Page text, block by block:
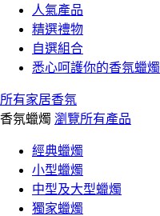
人氣產品
精選禮物
自選組合
悉心呵護你的香氛蠟燭
所有家居香氛
香氛蠟燭 瀏覽所有產品
經典蠟燭
小型蠟燭
中型及大型蠟燭
獨家蠟燭